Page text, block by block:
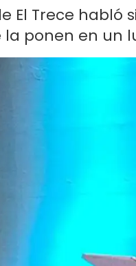
El Trece habló
la ponen en un